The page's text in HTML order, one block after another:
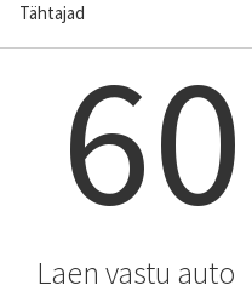
Tähtajad
60
Laen vastu auto